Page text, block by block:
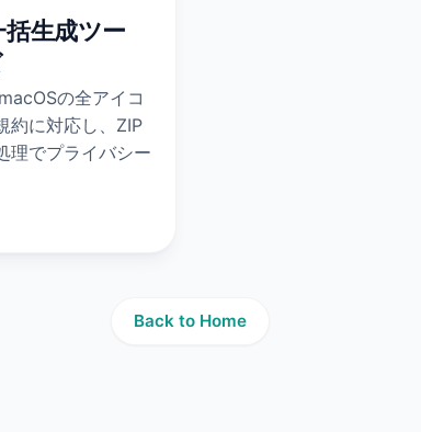
生成ツー
の全アイコ
約に対応し、ZIP
理でプライバシー
Back to Home